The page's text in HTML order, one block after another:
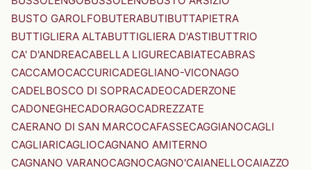
BUSTO GAROLFOBUTERABUTIBUTTAPIETRA
BUTTIGLIERA ALTABUTTIGLIERA D'ASTIBUTTRIO
CA' D'ANDREACABELLA LIGURECABIATECABRAS
CACCAMOCACCURICADEGLIANO-VICONAGO
CADELBOSCO DI SOPRACADEOCADERZONE
CADONEGHECADORAGOCADREZZATE
CAERANO DI SAN MARCOCAFASSECAGGIANOCAGLI
CAGLIARICAGLIOCAGNANO AMITERNO
CAGNANO VARANOCAGNOCAGNO'CAIANELLOCAIAZZO